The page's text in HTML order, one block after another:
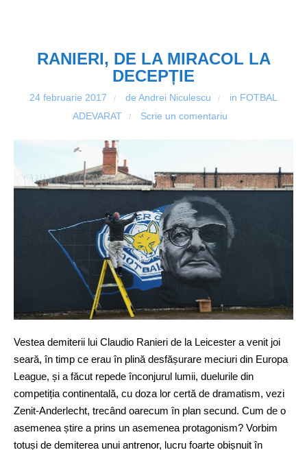
RANIERI, DE LA MIRACOL LA
DECEPȚIE
24 februarie 2017 / de Andrei Niculescu / in FOTBAL
ADEVARAT
/ Scrie un comentariu
Vestea demiterii lui Claudio Ranieri de la Leicester a venit joi
seară, în timp ce erau în plină desfășurare meciuri din Europa
League, și a făcut repede înconjurul lumii, duelurile din
competiția continentală, cu doza lor certă de dramatism, vezi
Zenit-Anderlecht, trecând oarecum în plan secund. Cum de o
asemenea știre a prins un asemenea protagonism? Vorbim
totuși de demiterea unui antrenor, lucru foarte obișnuit în